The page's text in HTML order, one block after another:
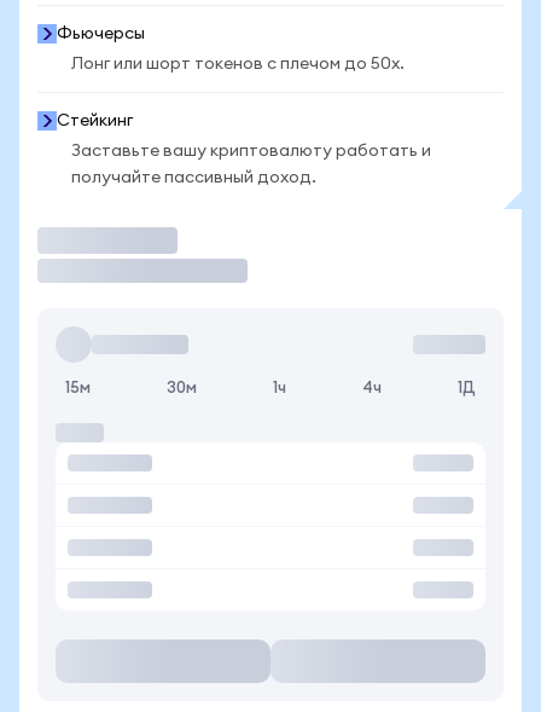
Фьючерсы
Лонг или шорт токенов с плечом до 50x.
Стейкинг
Заставьте вашу криптовалюту работать и
получайте пассивный доход.
15м 30м 1ч 4ч 1Д